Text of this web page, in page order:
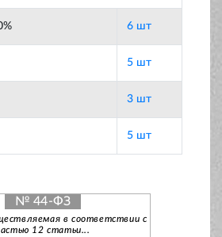
6 шт
5 шт
3 шт
5 шт
№ 44-ФЗ
в соответствии с
12 статьи...